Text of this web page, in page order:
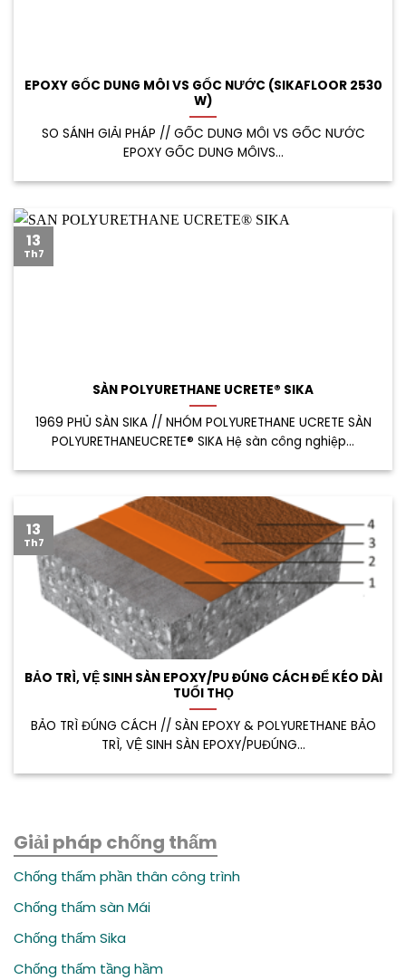
EPOXY GỐC DUNG MÔI VS GỐC NƯỚC (SIKAFLOOR 2530
W)
SO SÁNH GIẢI PHÁP // GỐC DUNG MÔI VS GỐC NƯỚC
EPOXY GỐC DUNG MÔIVS...
SÀN POLYURETHANE UCRETE® SIKA
1969 PHỦ SÀN SIKA // NHÓM POLYURETHANE UCRETE SÀN
POLYURETHANEUCRETE® SIKA Hệ sàn công nghiệp...
13
Th7
BẢO TRÌ, VỆ SINH SÀN EPOXY/PU ĐÚNG CÁCH ĐỂ KÉO DÀI
TUỔI THỌ
BẢO TRÌ ĐÚNG CÁCH // SÀN EPOXY & POLYURETHANE BẢO
TRÌ, VỆ SINH SÀN EPOXY/PUĐÚNG...
13
Th7
Giải pháp chống thấm
Chống thấm phần thân công trình
Chống thấm sàn Mái
Chống thấm Sika
Chống thấm tầng hầm